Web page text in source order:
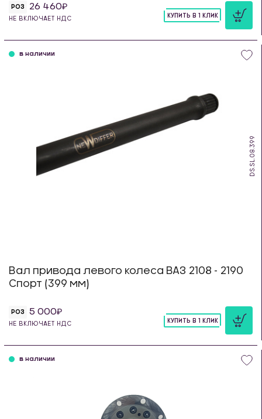
РОЗ 26 460
НЕ ВКЛЮЧАЕТ НДС
КУПИТЬ В 1 КЛИК
DS.SL.08.399
в наличии
Вал привода левого колеса ВАЗ 2108 - 2190
Спорт (399 мм)
РОЗ 5 000
НЕ ВКЛЮЧАЕТ НДС
КУПИТЬ В 1 КЛИК
в наличии